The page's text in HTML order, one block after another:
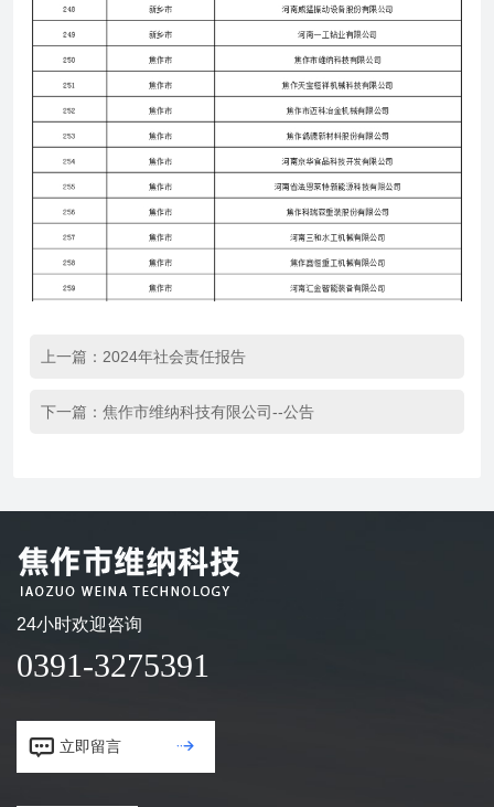
上一篇： 2024年社会责任报告
下一篇： 焦作市维纳科技有限公司--公告
24小时欢迎咨询
0391-3275391
立即留言
 